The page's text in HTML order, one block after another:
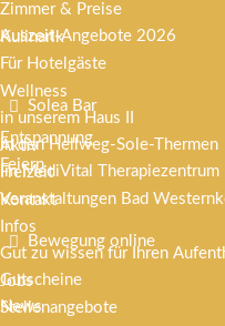
Zimmer & Preise
Auszeit-Angebote 2026
Kulinarik
Für Hotelgäste
Solea Bar
Entspannung
Feiern
Wellness
in unserem Haus II
in den Hellweg-Sole-Thermen
im MediVital Therapiezentrum
Aktiv
Freizeit
Veranstaltungen Bad
Bewegung online
Kontakt
Infos
Gut zu wissen für Ihren
Gutscheine
News
Jobs
Stellenangebote